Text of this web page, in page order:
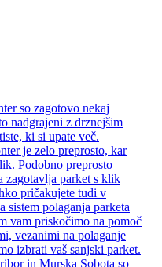
so zagotovo nekaj
nadgrajeni z drznejšim
ki si upate več.
je zelo preprosto, kar
Podobno preprosto
zagotavlja parket s klik
pričakujete tudi v
sistem polaganja parketa
vam priskočimo na pomoč
vezanimi na polaganje
izbrati vaš sanjski parket.
in Murska Sobota so